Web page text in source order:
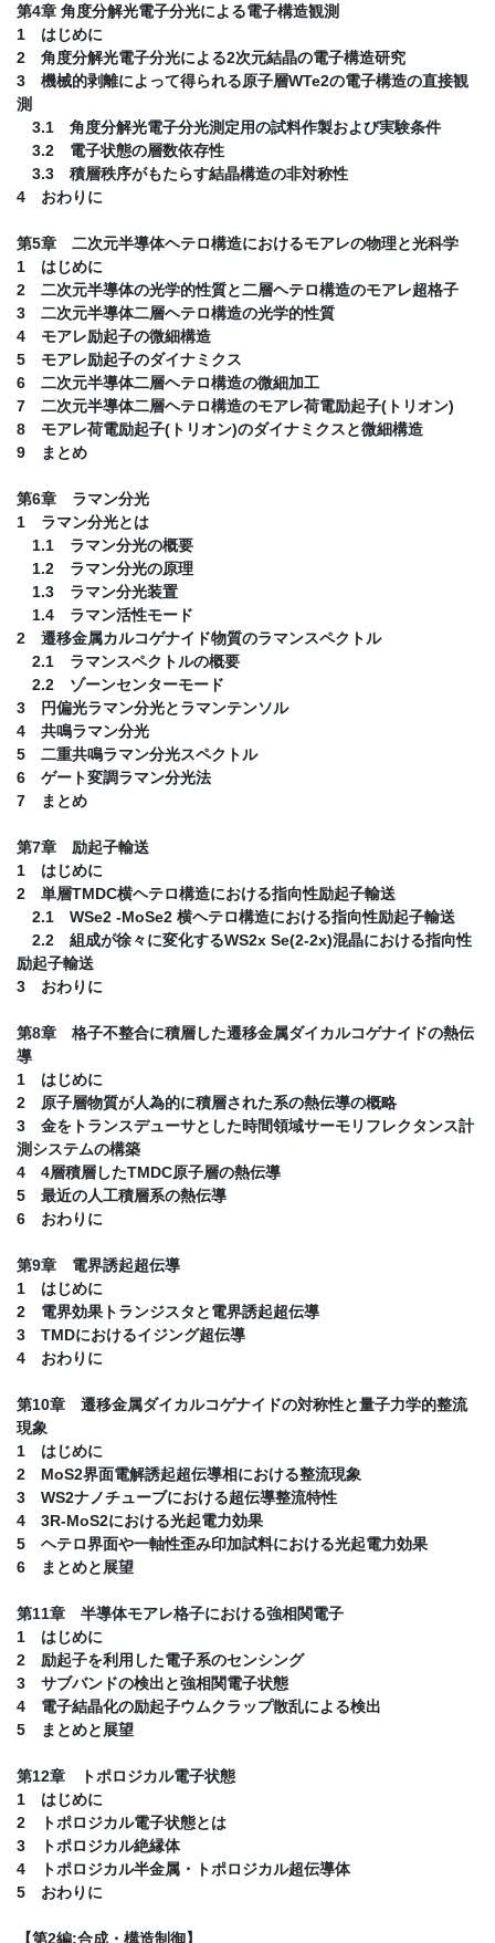
第4章 角度分解光電子分光による電子構造観測
1 はじめに
2 角度分解光電子分光による2次元結晶の電子構造研究
3 機械的剥離によって得られる原子層WTe2の電子構造の直接観
測
3.1 角度分解光電子分光測定用の試料作製および実験条件
3.2 電子状態の層数依存性
3.3 積層秩序がもたらす結晶構造の非対称性
4 おわりに
第5章 二次元半導体ヘテロ構造におけるモアレの物理と光科学
1 はじめに
2 二次元半導体の光学的性質と二層ヘテロ構造のモアレ超格子
3 二次元半導体二層ヘテロ構造の光学的性質
4 モアレ励起子の微細構造
5 モアレ励起子のダイナミクス
6 二次元半導体二層ヘテロ構造の微細加工
7 二次元半導体二層ヘテロ構造のモアレ荷電励起子(トリオン)
8 モアレ荷電励起子(トリオン)のダイナミクスと微細構造
9 まとめ
第6章 ラマン分光
1 ラマン分光とは
1.1 ラマン分光の概要
1.2 ラマン分光の原理
1.3 ラマン分光装置
1.4 ラマン活性モード
2 遷移金属カルコゲナイド物質のラマンスペクトル
2.1 ラマンスペクトルの概要
2.2 ゾーンセンターモード
3 円偏光ラマン分光とラマンテンソル
4 共鳴ラマン分光
5 二重共鳴ラマン分光スペクトル
6 ゲート変調ラマン分光法
7 まとめ
第7章 励起子輸送
1 はじめに
2 単層TMDC横ヘテロ構造における指向性励起子輸送
2.1 WSe2 -MoSe2 横ヘテロ構造における指向性励起子輸送
2.2 組成が徐々に変化するWS2x Se(2-2x)混晶における指向性
励起子輸送
3 おわりに
第8章 格子不整合に積層した遷移金属ダイカルコゲナイドの熱伝
導
1 はじめに
2 原子層物質が人為的に積層された系の熱伝導の概略
3 金をトランスデューサとした時間領域サーモリフレクタンス計
測システムの構築
4 4層積層したTMDC原子層の熱伝導
5 最近の人工積層系の熱伝導
6 おわりに
第9章 電界誘起超伝導
1 はじめに
2 電界効果トランジスタと電界誘起超伝導
3 TMDにおけるイジング超伝導
4 おわりに
第10章 遷移金属ダイカルコゲナイドの対称性と量子力学的整流
現象
1 はじめに
2 MoS2界面電解誘起超伝導相における整流現象
3 WS2ナノチューブにおける超伝導整流特性
4 3R-MoS2における光起電力効果
5 ヘテロ界面や一軸性歪み印加試料における光起電力効果
6 まとめと展望
第11章 半導体モアレ格子における強相関電子
1 はじめに
2 励起子を利用した電子系のセンシング
3 サブバンドの検出と強相関電子状態
4 電子結晶化の励起子ウムクラップ散乱による検出
5 まとめと展望
第12章 トポロジカル電子状態
1 はじめに
2 トポロジカル電子状態とは
3 トポロジカル絶縁体
4 トポロジカル半金属・トポロジカル超伝導体
5 おわりに
【第2編:合成・構造制御】